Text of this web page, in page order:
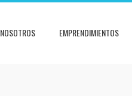
NOSOTROS EMPRENDIMIENTOS